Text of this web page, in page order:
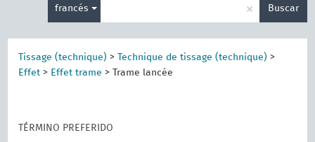
francés × Buscar
Tissage (technique) > Technique de tissage (technique) >
Effet > Effet trame > Trame lancée
TÉRMINO PREFERIDO